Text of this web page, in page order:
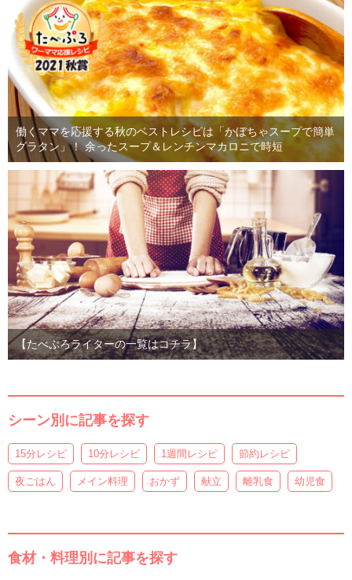
働くママを応援する秋のベストレシピは「かぼちゃスープで簡単
グラタン」！ 余ったスープ＆レンチンマカロニで時短
【たべぷろライターの一覧はコチラ】
シーン別に記事を探す
15分レシピ 10分レシピ 1週間レシピ 節約レシピ
夜ごはん メイン料理 おかず 献立 離乳食 幼児食
食材・料理別に記事を探す